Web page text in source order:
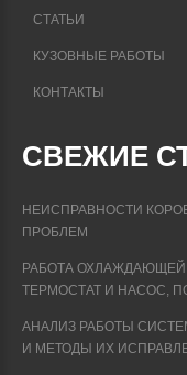
СТАТЬИ
КУЗОВНЫЕ РАБОТЫ
КОНТАКТЫ
СВЕЖИЕ
НЕИСПРАВНОСТИ
ПРОБЛЕМ
РАБОТА
ТЕРМОСТАТ И НАСОС,
АНАЛИЗ РАБОТЫ
И МЕТОДЫ ИХ